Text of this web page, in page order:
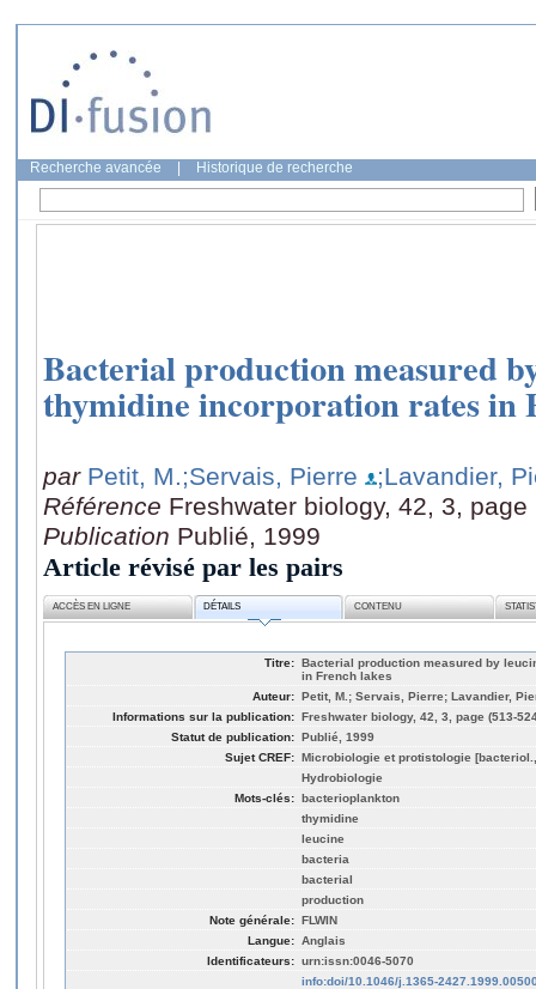
Recherche avancée Historique de recherche
Bacterial production measured
thymidine incorporation rates in
par Petit, M.;Servais, Pierre
;Lavandier,
Référence Freshwater biology, 42, 3, page
Publication Publié, 1999
Article révisé par les pairs
ACCÈS EN LIGNE DÉTAILS CONTENU
Titre: Bacterial production measured by
in French lakes
Auteur: Petit, M.; Servais, Pierre; Lavandier,
Informations sur la publication: Freshwater biology, 42, 3, page (513-
Statut de publication: Publié, 1999
Sujet CREF: Microbiologie et protistologie
Hydrobiologie
Mots-clés: bacterioplankton
thymidine
leucine
bacteria
bacterial
production
Note générale: FLWIN
Langue: Anglais
Identificateurs: urn:issn:0046-5070
info:doi/10.1046/j.1365-